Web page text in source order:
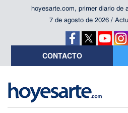
hoyesarte.com, primer diario de
7 de agosto de 2026 /
CONTACTO